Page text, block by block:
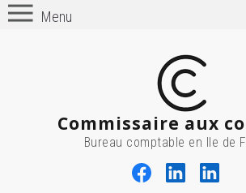
Menu
Commissaire aux
Bureau comptable en Ile de